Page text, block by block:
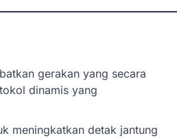
gerakan yang secara
dinamis yang
meningkatkan detak jantung